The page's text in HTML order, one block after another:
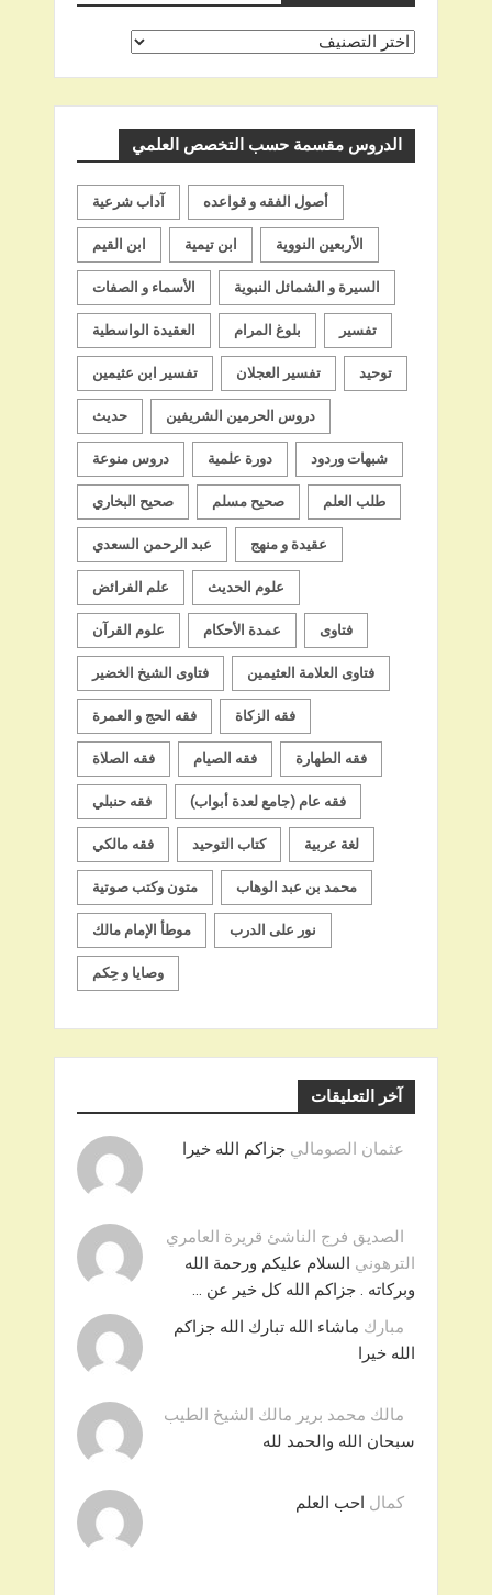
اختر
الدروس مقسمة حسب التخصص العلمي
آداب شرعية أصول الفقه و قواعده
ابن القيم ابن تيمية الأربعين النووية
الأسماء و الصفات السيرة و الشمائل النبوية
العقيدة الواسطية بلوغ المرام تفسير
تفسير ابن عثيمين تفسير العجلان توحيد
حديث دروس الحرمين الشريفين
دروس منوعة دورة علمية شبهات وردود
صحيح البخاري صحيح مسلم طلب العلم
عبد الرحمن السعدي عقيدة و منهج
علم الفرائض علوم الحديث
علوم القرآن عمدة الأحكام فتاوى
فتاوى الشيخ الخضير فتاوى العلامة العثيمين
فقه الحج و العمرة فقه الزكاة
فقه الصلاة فقه الصيام فقه الطهارة
فقه حنبلي فقه عام (جامع لعدة أبواب)
فقه مالكي كتاب التوحيد لغة عربية
متون وكتب صوتية محمد بن عبد الوهاب
موطأ الإمام مالك نور على الدرب
وصايا و حِكم
آخر التعليقات
عثمان الصومالي جزاكم الله خيرا
الصديق فرج الناشئ قريرة العامري
الترهوني السلام عليكم ورحمة الله
وبركاته . جزاكم الله كل خير عن …
مبارك ماشاء الله تبارك الله جزاكم
الله خيرا
مالك محمد برير مالك الشيخ الطيب
سبحان الله والحمد لله
كمال احب العلم